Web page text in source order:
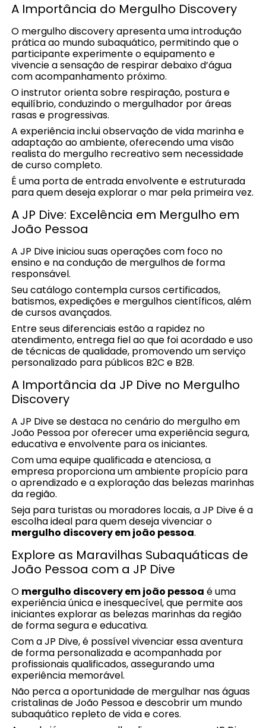
A Importância do Mergulho Discovery
O mergulho discovery apresenta uma introdução
prática ao mundo subaquático, permitindo que o
participante experimente o equipamento e
vivencie a sensação de respirar debaixo d’água
com acompanhamento próximo.
O instrutor orienta sobre respiração, postura e
equilíbrio, conduzindo o mergulhador por áreas
rasas e progressivas.
A experiência inclui observação de vida marinha e
adaptação ao ambiente, oferecendo uma visão
realista do mergulho recreativo sem necessidade
de curso completo.
É uma porta de entrada envolvente e estruturada
para quem deseja explorar o mar pela primeira vez.
A JP Dive: Excelência em Mergulho em
João Pessoa
A JP Dive iniciou suas operações com foco no
ensino e na condução de mergulhos de forma
responsável.
Seu catálogo contempla cursos certificados,
batismos, expedições e mergulhos científicos, além
de cursos avançados.
Entre seus diferenciais estão a rapidez no
atendimento, entrega fiel ao que foi acordado e uso
de técnicas de qualidade, promovendo um serviço
personalizado para públicos B2C e B2B.
A Importância da JP Dive no Mergulho
Discovery
A JP Dive se destaca no cenário do mergulho em
João Pessoa por oferecer uma experiência segura,
educativa e envolvente para os iniciantes.
Com uma equipe qualificada e atenciosa, a
empresa proporciona um ambiente propício para
o aprendizado e a exploração das belezas marinhas
da região.
Seja para turistas ou moradores locais, a JP Dive é a
escolha ideal para quem deseja vivenciar o
mergulho discovery em joão pessoa.
Explore as Maravilhas Subaquáticas de
João Pessoa com a JP Dive
O mergulho discovery em joão pessoa é uma
experiência única e inesquecível, que permite aos
iniciantes explorar as belezas marinhas da região
de forma segura e educativa.
Com a JP Dive, é possível vivenciar essa aventura
de forma personalizada e acompanhada por
profissionais qualificados, assegurando uma
experiência memorável.
Não perca a oportunidade de mergulhar nas águas
cristalinas de João Pessoa e descobrir um mundo
subaquático repleto de vida e cores.